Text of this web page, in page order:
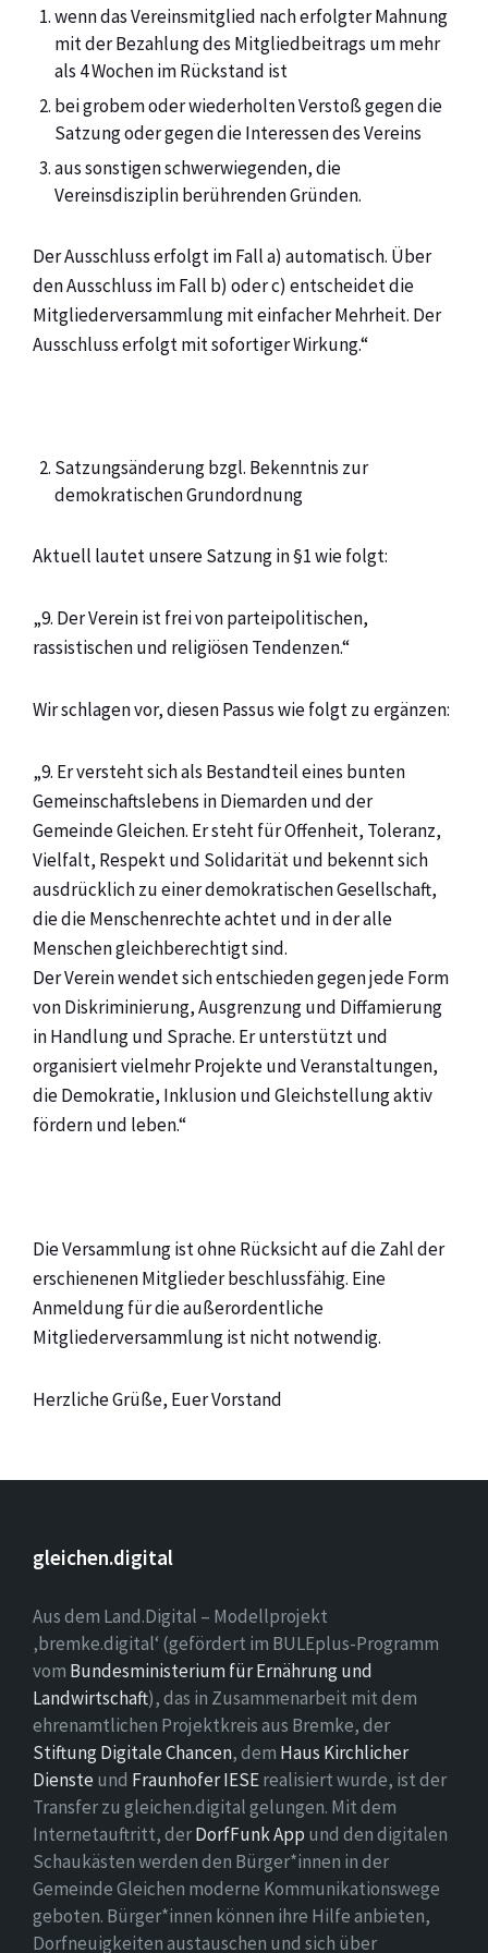
wenn das Vereinsmitglied nach erfolgter Mahnung
mit der Bezahlung des Mitgliedbeitrags um mehr
als 4 Wochen im Rückstand ist
bei grobem oder wiederholten Verstoß gegen die
Satzung oder gegen die Interessen des Vereins
aus sonstigen schwerwiegenden, die
Vereinsdisziplin berührenden Gründen.
Der Ausschluss erfolgt im Fall a) automatisch. Über
den Ausschluss im Fall b) oder c) entscheidet die
Mitgliederversammlung mit einfacher Mehrheit. Der
Ausschluss erfolgt mit sofortiger Wirkung.“
Satzungsänderung bzgl. Bekenntnis zur
demokratischen Grundordnung
Aktuell lautet unsere Satzung in §1 wie folgt:
„9. Der Verein ist frei von parteipolitischen,
rassistischen und religiösen Tendenzen.“
Wir schlagen vor, diesen Passus wie folgt zu ergänzen:
„9. Er versteht sich als Bestandteil eines bunten
Gemeinschaftslebens in Diemarden und der
Gemeinde Gleichen. Er steht für Offenheit, Toleranz,
Vielfalt, Respekt und Solidarität und bekennt sich
ausdrücklich zu einer demokratischen Gesellschaft,
die die Menschenrechte achtet und in der alle
Menschen gleichberechtigt sind.
Der Verein wendet sich entschieden gegen jede Form
von Diskriminierung, Ausgrenzung und Diffamierung
in Handlung und Sprache. Er unterstützt und
organisiert vielmehr Projekte und Veranstaltungen,
die Demokratie, Inklusion und Gleichstellung aktiv
fördern und leben.“
Die Versammlung ist ohne Rücksicht auf die Zahl der
erschienenen Mitglieder beschlussfähig. Eine
Anmeldung für die außerordentliche
Mitgliederversammlung ist nicht notwendig.
Herzliche Grüße, Euer Vorstand
gleichen.digital
Aus dem Land.Digital – Modellprojekt
‚bremke.digital‘ (gefördert im BULEplus-Programm
vom Bundesministerium für Ernährung und
Landwirtschaft), das in Zusammenarbeit mit dem
ehrenamtlichen Projektkreis aus Bremke, der
Stiftung Digitale Chancen, dem Haus Kirchlicher
Dienste und Fraunhofer IESErealisiert wurde, ist der
Transfer zu gleichen.digital gelungen. Mit dem
Internetauftritt, derDorfFunk App und den digitalen
Schaukästen werden den Bürger*innen in der
Gemeinde Gleichen moderne Kommunikationswege
geboten. Bürger*innen können ihre Hilfe anbieten,
Dorfneuigkeiten austauschen und sich über